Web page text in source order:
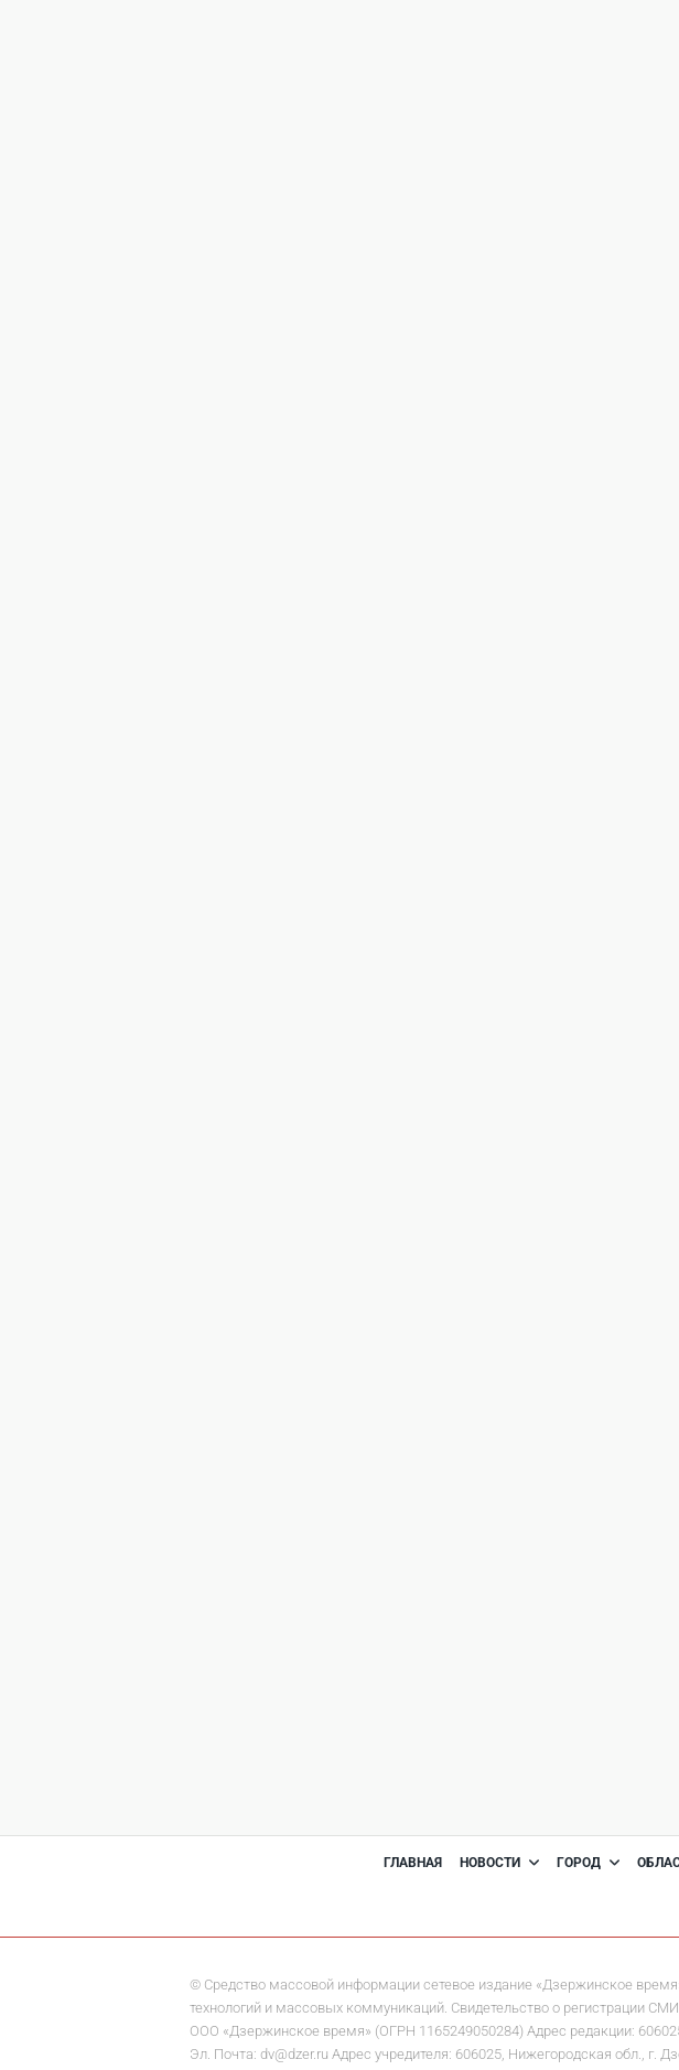
ГЛАВНАЯ НОВОСТИ ГОРОД
© Средство массовой информации сетевое издание «Дзержинское
технологий и массовых коммуникаций. Свидетельство о регистрации
ООО «Дзержинское время» (ОГРН 1165249050284) Адрес редакции:
Эл. Почта: dv@dzer.ru Адрес учредителя: 606025, Нижегородская обл., г.